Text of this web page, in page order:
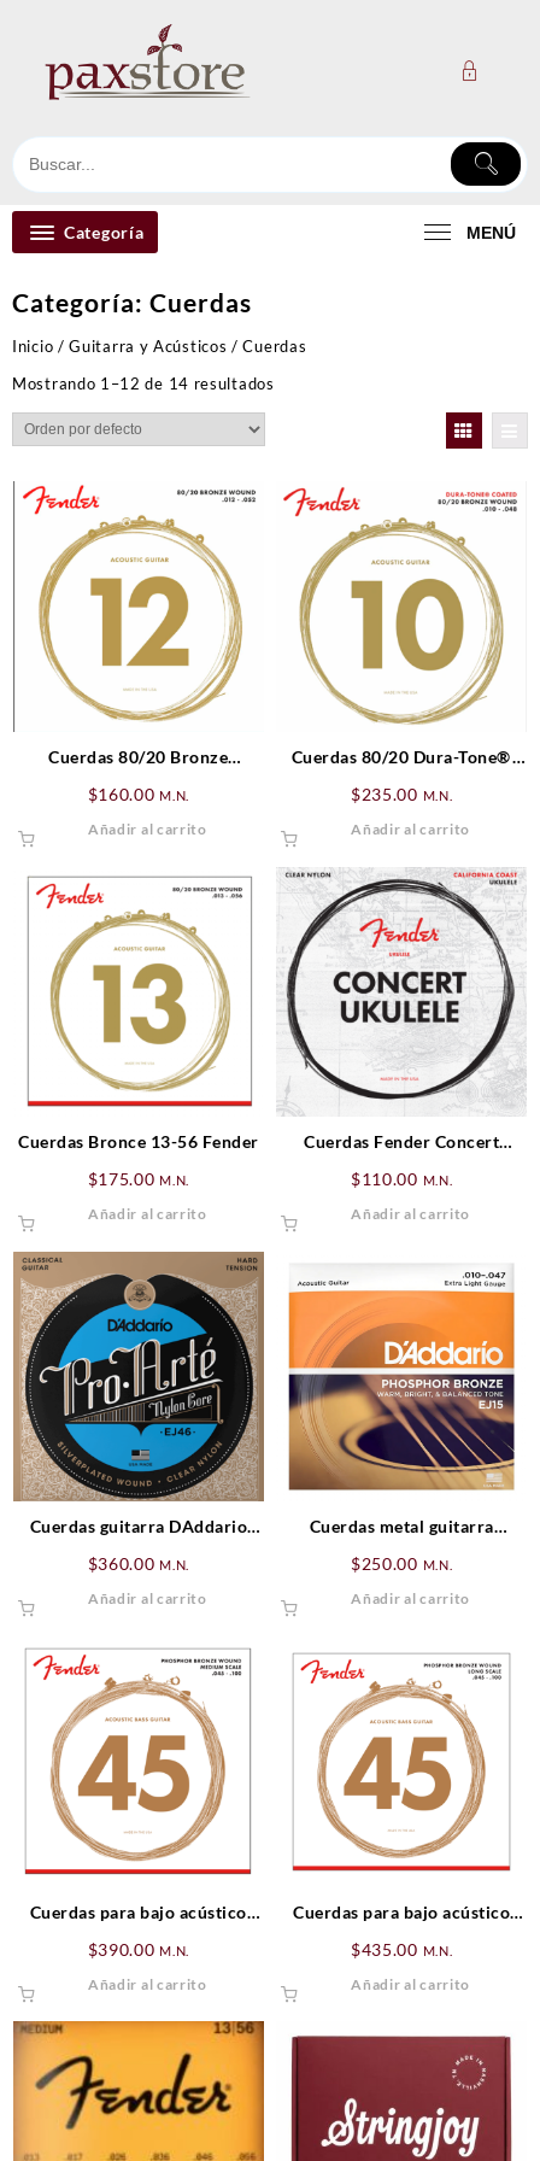
contenido
Categoría MENÚ
Categoría: Cuerdas
Inicio /Guitarra y Acústicos / Cuerdas
Mostrando 1–12 de 14 resultados
Cuerdas 80/20 Bronze
$160.00 M.N.
Añadir al carrito
Cuerdas 80/20 Dura-Tone®
$235.00 M.N.
Añadir al carrito
Cuerdas Bronce 13-56 Fender
$175.00 M.N.
Añadir al carrito
Cuerdas Fender Concert
$110.00 M.N.
Añadir al carrito
Cuerdas guitarra DAddario
$360.00 M.N.
Añadir al carrito
Cuerdas metal guitarra
DAddario EJ15
$250.00 M.N.
Añadir al carrito
Cuerdas para bajo acústico
bronze .045 – .100
$390.00 M.N.
Añadir al carrito
Cuerdas para bajo acústico
Bronze .045 – .100
$435.00 M.N.
Añadir al carrito